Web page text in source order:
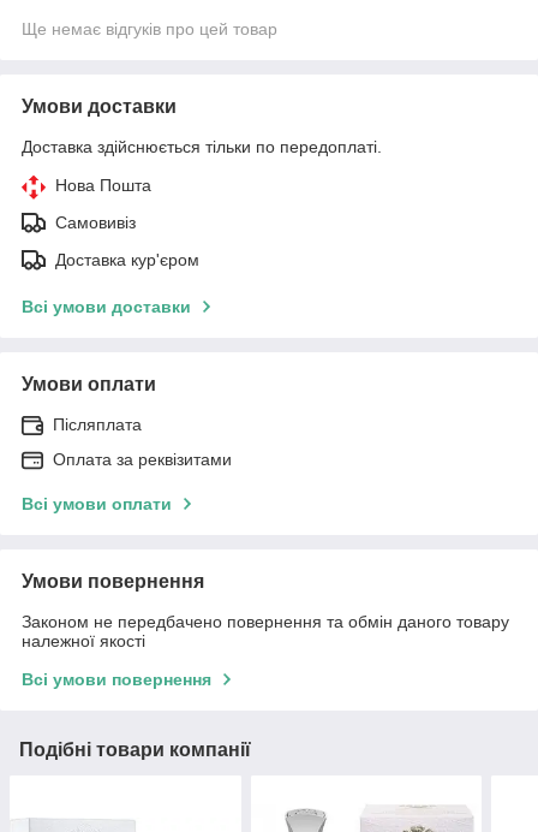
Ще немає відгуків про цей товар
Умови доставки
Доставка здійснюється тільки по передоплаті.
Нова Пошта
Самовивіз
Доставка кур'єром
Всі умови доставки
Умови оплати
Післяплата
Оплата за реквізитами
Всі умови оплати
Умови повернення
Законом не передбачено повернення та обмін даного товару
належної якості
Всі умови повернення
Подібні товари компанії